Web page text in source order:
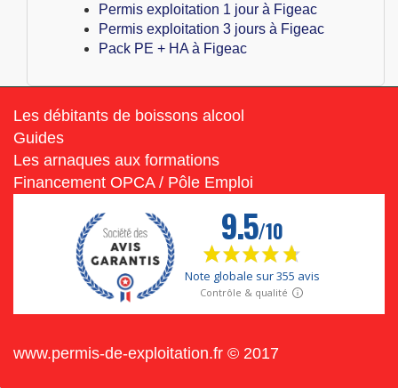
Permis exploitation 1 jour à Figeac
Permis exploitation 3 jours à Figeac
Pack PE + HA à Figeac
Les débitants de boissons alcool
Guides
Les arnaques aux formations
Financement OPCA / Pôle Emploi
www.permis-de-exploitation.fr © 2017